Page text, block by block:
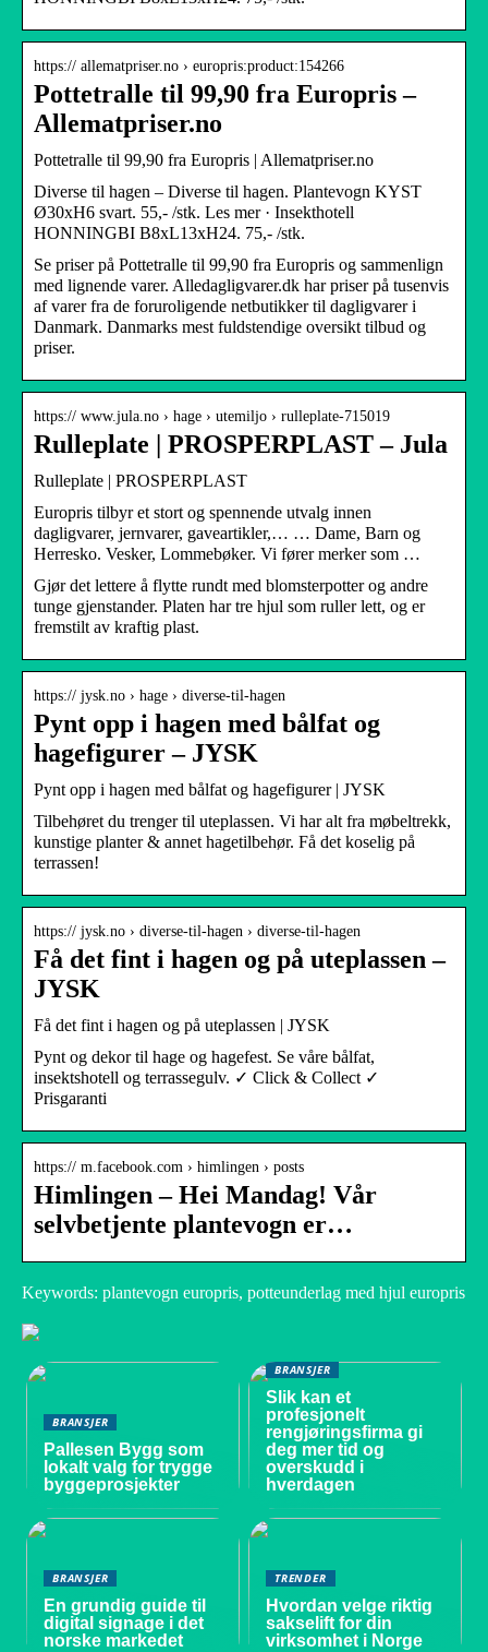
https:// allematpriser.no › europris:product:154266
Pottetralle til 99,90 fra Europris –
Allematpriser.no
Pottetralle til 99,90 fra Europris | Allematpriser.no
Diverse til hagen – Diverse til hagen. Plantevogn KYST
Ø30xH6 svart. 55,- /stk. Les mer · Insekthotell
HONNINGBI B8xL13xH24. 75,- /stk.
Se priser på Pottetralle til 99,90 fra Europris og sammenlign
med lignende varer. Alledagligvarer.dk har priser på tusenvis
af varer fra de foruroligende netbutikker til dagligvarer i
Danmark. Danmarks mest fuldstendige oversikt tilbud og
priser.
https:// www.jula.no › hage › utemiljo › rulleplate-715019
Rulleplate | PROSPERPLAST – Jula
Rulleplate | PROSPERPLAST
Europris tilbyr et stort og spennende utvalg innen
dagligvarer, jernvarer, gaveartikler,… … Dame, Barn og
Herresko. Vesker, Lommebøker. Vi fører merker som …
Gjør det lettere å flytte rundt med blomsterpotter og andre
tunge gjenstander. Platen har tre hjul som ruller lett, og er
fremstilt av kraftig plast.
https:// jysk.no › hage › diverse-til-hagen
Pynt opp i hagen med bålfat og
hagefigurer – JYSK
Pynt opp i hagen med bålfat og hagefigurer | JYSK
Tilbehøret du trenger til uteplassen. Vi har alt fra møbeltrekk,
kunstige planter & annet hagetilbehør. Få det koselig på
terrassen!
https:// jysk.no › diverse-til-hagen › diverse-til-hagen
Få det fint i hagen og på uteplassen –
JYSK
Få det fint i hagen og på uteplassen | JYSK
Pynt og dekor til hage og hagefest. Se våre bålfat,
insektshotell og terrassegulv. ✓ Click & Collect ✓
Prisgaranti
https:// m.facebook.com › himlingen › posts
Himlingen – Hei Mandag! Vår
selvbetjente plantevogn er…
Keywords: plantevogn europris, potteunderlag med hjul europris
BRANSJER
Pallesen Bygg som
lokalt valg for trygge
byggeprosjekter
BRANSJER
Slik kan et
profesjonelt
rengjøringsfirma gi
deg mer tid og
overskudd i
hverdagen
BRANSJER
En grundig guide til
digital signage i det
norske markedet
TRENDER
Hvordan velge riktig
sakselift for din
virksomhet i Norge